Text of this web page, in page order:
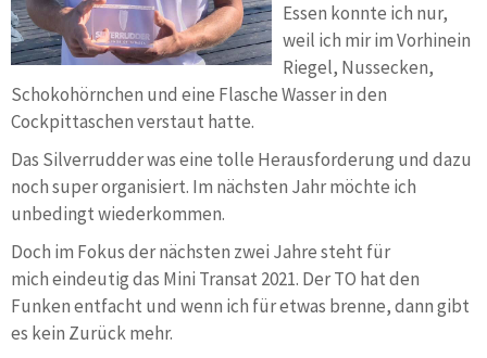
Essen konnte ich nur,
weil ich mir im Vorhinein
Riegel, Nussecken,
Schokohörnchen und eine Flasche Wasser in den
Cockpittaschen verstaut hatte.
Das Silverrudder was eine tolle Herausforderung und dazu
noch super organisiert. Im nächsten Jahr möchte ich
unbedingt wiederkommen.
Doch im Fokus der nächsten zwei Jahre steht für
mich eindeutig das Mini Transat 2021. Der TO hat den
Funken entfacht und wenn ich für etwas brenne, dann gibt
es kein Zurück mehr.